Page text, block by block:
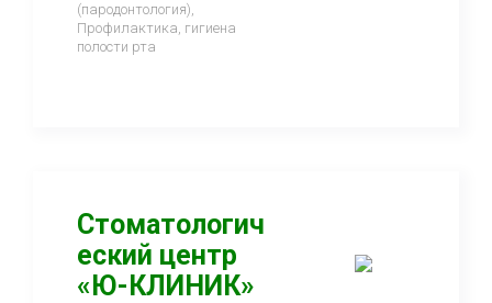
(пародонтология),
Профилактика, гигиена
полости рта
Стоматологич
еский центр
«Ю-КЛИНИК»